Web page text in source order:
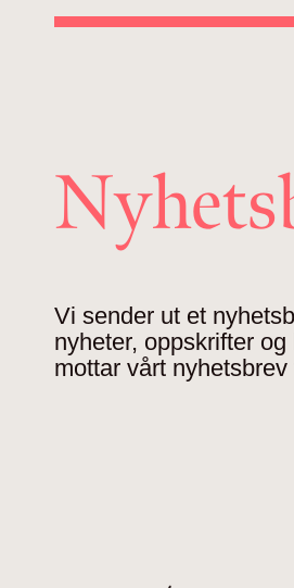
Vi sender ut et
nyheter, oppskrifter
mottar vårt